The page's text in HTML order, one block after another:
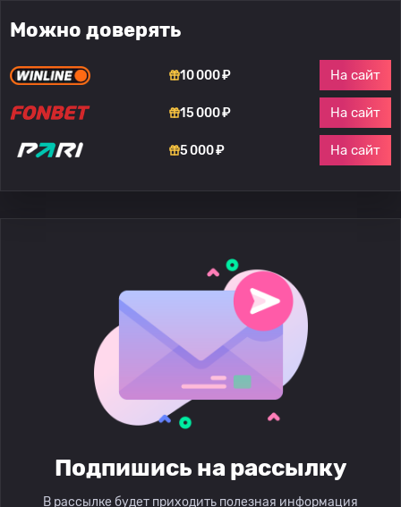
Можно доверять
10 000 ₽ На сайт
15 000 ₽ На сайт
5 000 ₽ На сайт
Подпишись на рассылку
В рассылке будет приходить полезная информация